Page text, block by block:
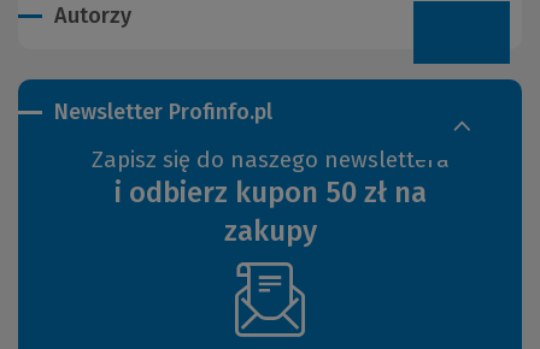
Autorzy
Newsletter Profinfo.pl
Zapisz się do naszego newslettera
i odbierz kupon 50 zł na
zakupy
(Nowe
okno)